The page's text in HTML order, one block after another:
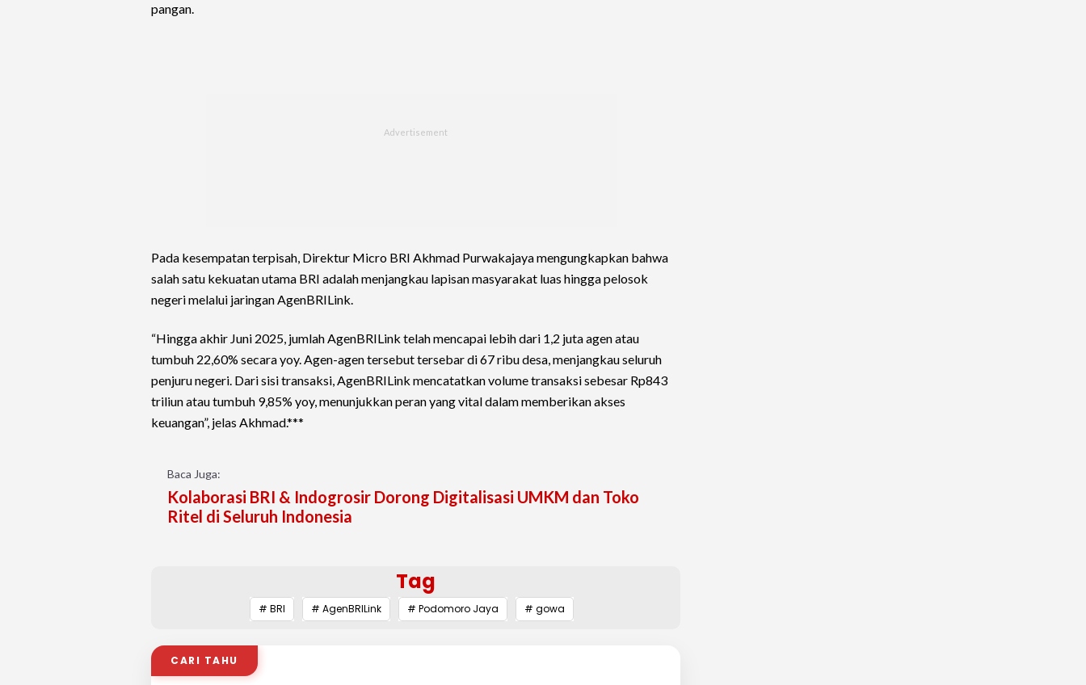
pangan.
Pada kesempatan terpisah, Direktur Micro BRI Akhmad Purwakajaya mengungkapkan bahwa
salah satu kekuatan utama BRI adalah menjangkau lapisan masyarakat luas hingga pelosok
negeri melalui jaringan AgenBRILink.
“Hingga akhir Juni 2025, jumlah AgenBRILink telah mencapai lebih dari 1,2 juta agen atau
tumbuh 22,60% secara yoy. Agen-agen tersebut tersebar di 67 ribu desa, menjangkau seluruh
penjuru negeri. Dari sisi transaksi, AgenBRILink mencatatkan volume transaksi sebesar Rp843
triliun atau tumbuh 9,85% yoy, menunjukkan peran yang vital dalam memberikan akses
keuangan”, jelas Akhmad.***
Baca Juga:
Kolaborasi BRI & Indogrosir Dorong Digitalisasi UMKM dan Toko
Ritel di Seluruh Indonesia
Tag
# BRI # AgenBRILink # Podomoro Jaya # gowa
CARI TAHU